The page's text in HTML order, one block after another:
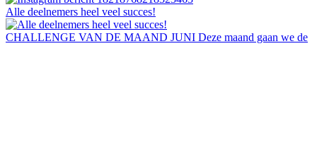
Alle deelnemers heel veel succes!
CHALLENGE VAN DE MAAND JUNI Deze maand gaan we de